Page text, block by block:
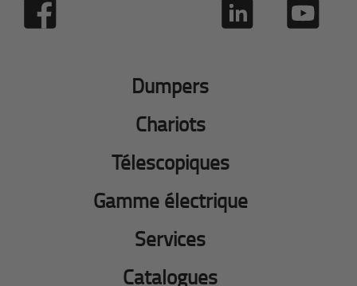
Dumpers
Chariots
Télescopiques
Gamme électrique
Services
Catalogues